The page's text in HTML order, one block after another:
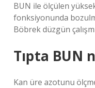
BUN ile ölçülen
fonksiyonunda
Böbrek düzgün
Tıpta BUN
Kan üre azotunu